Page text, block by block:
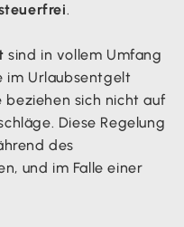
.
sind in vollem Umfang
im Urlaubsentgelt
sich nicht auf
Diese Regelung
des
und im Falle einer